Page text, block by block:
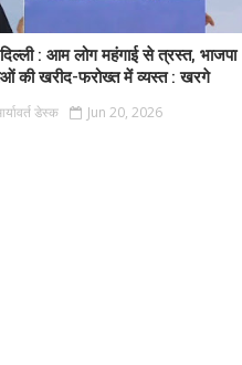
: आम लोग महंगाई से त्रस्त, भाजपा
की खरीद-फरोख्त में व्यस्त : खरगे
डेस्क Jun 20, 2026